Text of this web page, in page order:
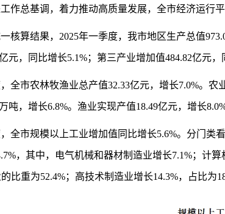
作总基调，着力推动高质量发展，全市经济运行
核算结果， 2025年一季度，我市地区生产总值
元，同比增长5.1%；第三产业增加值484.82亿元，
全市农林牧渔业总产值32.33亿元，增长7.0%。 农
万吨，增长6.8%。渔业实现产值18.49亿元，增长8.0
全市规模以上工业增加值 同比增长5.6%。分门类
%，其中，电气机械和器材制造业增长7.1%；计
比重为52.4%；高技术制造业增长14.3%，占比为1